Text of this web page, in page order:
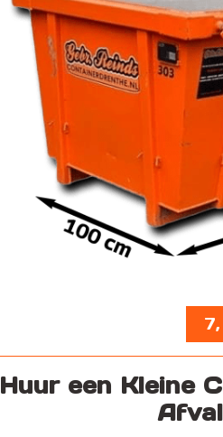
Huur een Kleine